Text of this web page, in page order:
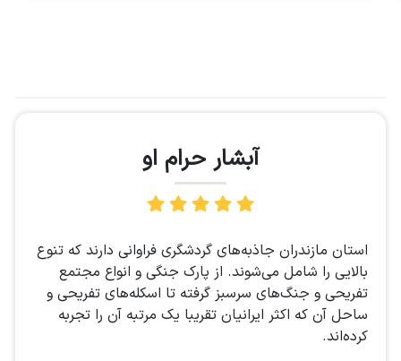
آبشار حرام او
استان مازندران جاذبه‌های گردشگری فراوانی دارند که تنوع
بالایی را شامل می‌شوند. از پارک جنگی و انواع مجتمع
تفریحی و جنگ‌های سرسبز گرفته تا اسکله‌های تفریحی و
ساحل آن که اکثر ایرانیان تقریبا یک مرتبه آن را تجربه
کرده‌اند.